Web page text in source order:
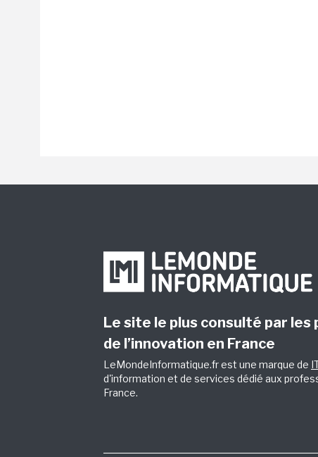
Le site le plus consulté par les
de l’innovation en France
LeMondeInformatique.fr est une marque de
d'information et de services dédié aux
France.